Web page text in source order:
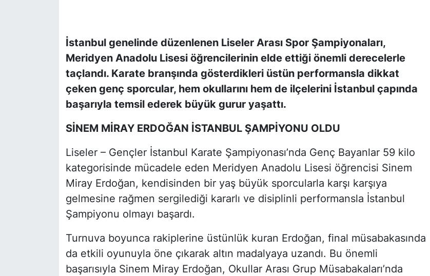
İstanbul genelinde düzenlenen Liseler Arası Spor Şampiyonaları,
Meridyen Anadolu Lisesi öğrencilerinin elde ettiği önemli derecelerle
taçlandı. Karate branşında gösterdikleri üstün performansla dikkat
çeken genç sporcular, hem okullarını hem de ilçelerini İstanbul çapında
başarıyla temsil ederek büyük gurur yaşattı.
SİNEM MİRAY ERDOĞAN İSTANBUL ŞAMPİYONU OLDU
Liseler – Gençler İstanbul Karate Şampiyonası’nda Genç Bayanlar 59 kilo
kategorisinde mücadele eden Meridyen Anadolu Lisesi öğrencisi Sinem
Miray Erdoğan, kendisinden bir yaş büyük sporcularla karşı karşıya
gelmesine rağmen sergilediği kararlı ve disiplinli performansla İstanbul
Şampiyonu olmayı başardı.
Turnuva boyunca rakiplerine üstünlük kuran Erdoğan, final müsabakasında
da etkili oyunuyla öne çıkarak altın madalyaya uzandı. Bu önemli
başarısıyla Sinem Miray Erdoğan, Okullar Arası Grup Müsabakaları’nda
SON DAKİKA HABERİ
TEKNOLOJİ
TÜRKİYE VE DÜNYA GÜNDEMİ
VİDEO GALERİ